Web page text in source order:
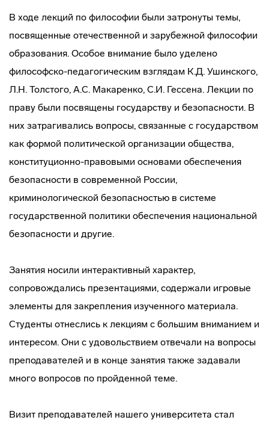
В ходе лекций по философии были затронуты темы,
посвященные отечественной и зарубежной философии
образования. Особое внимание было уделено
философско-педагогическим взглядам К.Д. Ушинского,
Л.Н. Толстого, А.С. Макаренко, С.И. Гессена. Лекции по
праву были посвящены государству и безопасности. В
них затрагивались вопросы, связанные с государством
как формой политической организации общества,
конституционно-правовыми основами обеспечения
безопасности в современной России,
криминологической безопасностью в системе
государственной политики обеспечения национальной
безопасности и другие.
Занятия носили интерактивный характер,
сопровождались презентациями, содержали игровые
элементы для закрепления изученного материала.
Студенты отнеслись к лекциям с большим вниманием и
интересом. Они с удовольствием отвечали на вопросы
преподавателей и в конце занятия также задавали
много вопросов по пройденной теме.
Визит преподавателей нашего университета стал